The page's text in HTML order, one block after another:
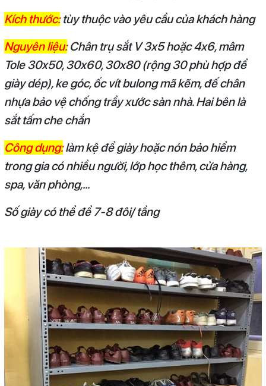
Kích thước:tùy thuộc vào yêu cầu của khách hàng
Nguyên liệu:Chân trụ sắt V 3x5 hoặc 4x6, mâm
Tole 30x50, 30x60, 30x80 (rộng 30 phù hợp để
giày dép), ke góc, ốc vít bulong mã kẽm, đế chân
nhựa bảo vệ chống trầy xước sàn nhà. Hai bên là
sắt tấm che chắn
Công dụng:làm kệ để giày hoặc nón bảo hiểm
trong gia có nhiều người, lớp học thêm, cửa hàng,
spa, văn phòng,...
Số giày có thể để 7-8 đôi/ tầng